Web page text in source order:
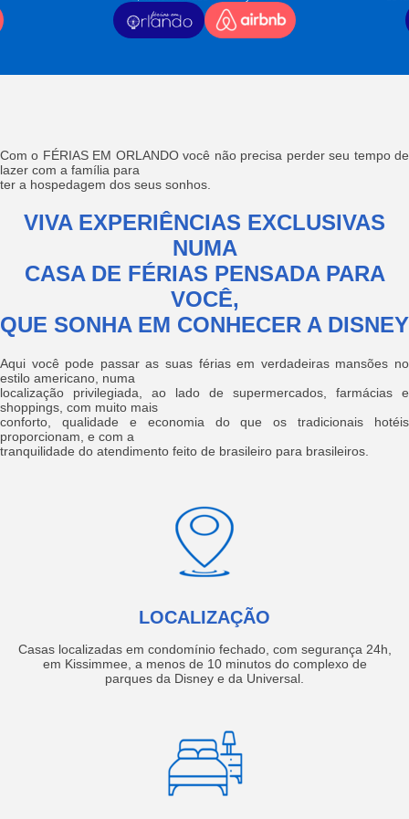
Com o FÉRIAS EM ORLANDO você não precisa perder seu tempo de
lazer com a família para
ter a hospedagem dos seus sonhos.
VIVA EXPERIÊNCIAS EXCLUSIVAS
NUMA
CASA DE FÉRIAS PENSADA PARA
VOCÊ,
QUE SONHA EM CONHECER A DISNEY
Aqui você pode passar as suas férias em verdadeiras mansões no
estilo americano, numa
localização privilegiada, ao lado de supermercados, farmácias e
shoppings, com muito mais
conforto, qualidade e economia do que os tradicionais hotéis
proporcionam, e com a
tranquilidade do atendimento feito de brasileiro para brasileiros.
LOCALIZAÇÃO
Casas localizadas em condomínio fechado, com segurança 24h,
em Kissimmee, a menos de 10 minutos do complexo de
parques da Disney e da Universal.